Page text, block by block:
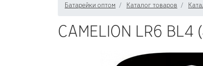
Батарейки оптом Каталог товаров
CAMELION LR6 BL4